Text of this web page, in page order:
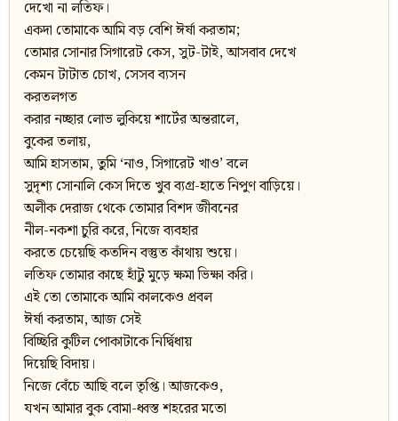
দেখো না লতিফ।
একদা তোমাকে আমি বড় বেশি ঈর্ষা করতাম;
তোমার সোনার সিগারেট কেস, সুট-টাই, আসবাব দেখে
কেমন টাটাত চোখ, সেসব ব্যসন
করতলগত
করার নচ্ছার লোভ লুকিয়ে শার্টের অন্তরালে,
বুকের তলায়,
আমি হাসতাম, তুমি ‘নাও, সিগারেট খাও’ বলে
সুদৃশ্য সোনালি কেস দিতে খুব ব্যগ্র-হাতে নিপুণ বাড়িয়ে।
অলীক দেরাজ থেকে তোমার বিশদ জীবনের
নীল-নকশা চুরি করে, নিজে ব্যবহার
করতে চেয়েছি কতদিন বস্তুত কাঁথায় শুয়ে।
লতিফ তোমার কাছে হাঁটু মুড়ে ক্ষমা ভিক্ষা করি।
এই তো তোমাকে আমি কালকেও প্রবল
ঈর্ষা করতাম, আজ সেই
বিচ্ছিরি কুটিল পোকাটাকে নির্দ্বিধায়
দিয়েছি বিদায়।
নিজে বেঁচে আছি বলে তৃপ্তি। আজকেও,
যখন আমার বুক বোমা-ধ্বস্ত শহরের মতো